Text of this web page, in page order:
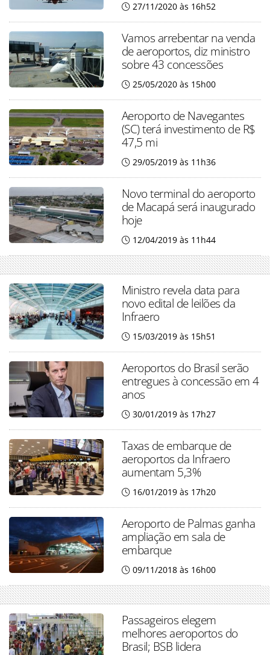
27/11/2020 às 16h52
Vamos arrebentar na venda
de aeroportos, diz ministro
sobre 43 concessões
25/05/2020 às 15h00
Aeroporto de Navegantes
(SC) terá investimento de R$
47,5 mi
29/05/2019 às 11h36
Novo terminal do aeroporto
de Macapá será inaugurado
hoje
12/04/2019 às 11h44
Ministro revela data para
novo edital de leilões da
Infraero
15/03/2019 às 15h51
Aeroportos do Brasil serão
entregues à concessão em 4
anos
30/01/2019 às 17h27
Taxas de embarque de
aeroportos da Infraero
aumentam 5,3%
16/01/2019 às 17h20
Aeroporto de Palmas ganha
ampliação em sala de
embarque
09/11/2018 às 16h00
Passageiros elegem
melhores aeroportos do
Brasil; BSB lidera